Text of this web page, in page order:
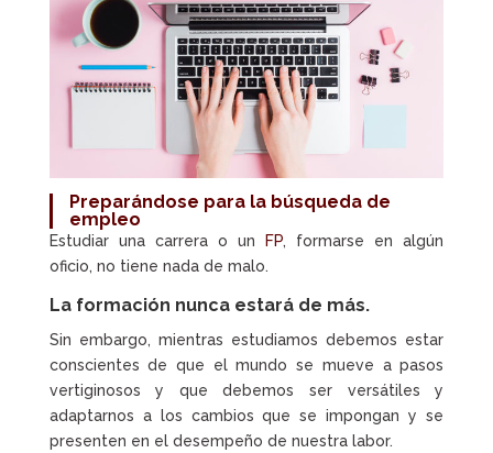
Preparándose para la búsqueda de
empleo
Estudiar una carrera o un FP, formarse en algún
oficio, no tiene nada de malo.
La formación nunca estará de más.
Sin embargo, mientras estudiamos debemos estar
conscientes de que el mundo se mueve a pasos
vertiginosos y que debemos ser versátiles y
adaptarnos a los cambios que se impongan y se
presenten en el desempeño de nuestra labor.